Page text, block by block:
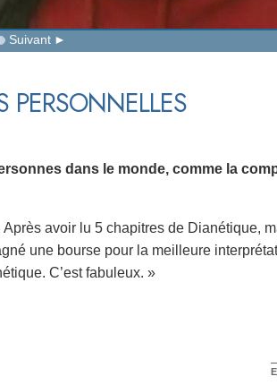
Suivant
PERSONNELLES
dans le monde, comme la
avoir lu 5 chapitres de Dianétique,
une bourse pour la meilleure
C’est fabuleux. »